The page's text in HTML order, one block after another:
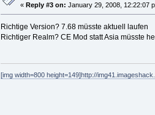
« Reply #3 on: January 29, 2008, 12:22:07
Richtige Version? 7.68 müsste aktuell laufen
Richtiger Realm? CE Mod statt Asia müsste
[img width=800 height=149]http://